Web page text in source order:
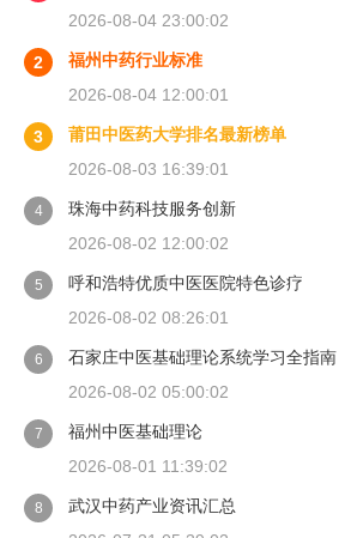
2026-08-04 23:00:02
2
福州中药行业标准
2026-08-04 12:00:01
3
莆田中医药大学排名最新榜单
2026-08-03 16:39:01
4
珠海中药科技服务创新
2026-08-02 12:00:02
5
呼和浩特优质中医医院特色诊疗
2026-08-02 08:26:01
6
石家庄中医基础理论系统学习全指南
2026-08-02 05:00:02
7
福州中医基础理论
2026-08-01 11:39:02
8
武汉中药产业资讯汇总